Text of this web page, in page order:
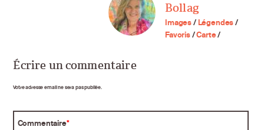
Bollag
Images/Légendes/
Favoris/Carte/
Écrire un commentaire
Votre adresse email ne sera pas publiée.
Commentaire*